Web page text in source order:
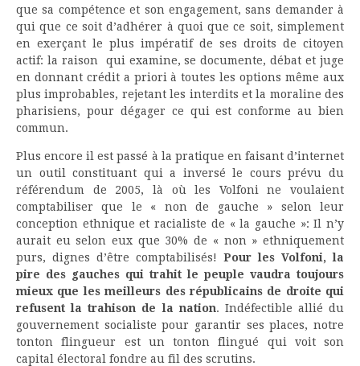
que sa compétence et son engagement, sans demander à
qui que ce soit d’adhérer à quoi que ce soit, simplement
en exerçant le plus impératif de ses droits de citoyen
actif: la raison qui examine, se documente, débat et juge
en donnant crédit a priori à toutes les options même aux
plus improbables, rejetant les interdits et la moraline des
pharisiens, pour dégager ce qui est conforme au bien
commun.
Plus encore il est passé à la pratique en faisant d’internet
un outil constituant qui a inversé le cours prévu du
référendum de 2005, là où les Volfoni ne voulaient
comptabiliser que le « non de gauche » selon leur
conception ethnique et racialiste de « la gauche »: Il n’y
aurait eu selon eux que 30% de « non » ethniquement
purs, dignes d’être comptabilisés! Pour les Volfoni, la
pire des gauches qui trahit le peuple vaudra toujours
mieux que les meilleurs des républicains de droite qui
refusent la trahison de la nation. Indéfectible allié du
gouvernement socialiste pour garantir ses places, notre
tonton flingueur est un tonton flingué qui voit son
capital électoral fondre au fil des scrutins.